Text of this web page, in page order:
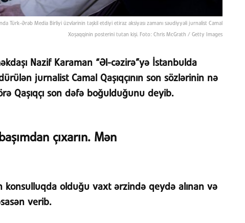
Türk-Ərəb Media Birliyi üzvlərinin təşkil etdiyi etiraz aksiyası zamanı səudiyyəli jurnalist Camal
Xoşaqqinin posterini tutan kişi. Foto: Chris McGrath / Getty Images
Nazif Karaman “Əl-cəzirə”yə İstanbulda
jurnalist Camal Qaşıqçının son sözlərinin nə
Qaşıqçı son dəfə boğulduğunu deyib.
çıxarın. Mən
konsulluqda olduğu vaxt ərzində qeydə alınan və
verib.